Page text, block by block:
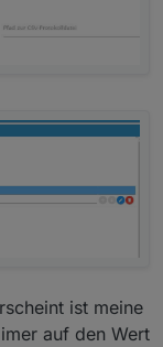
ist meine
auf den Wert